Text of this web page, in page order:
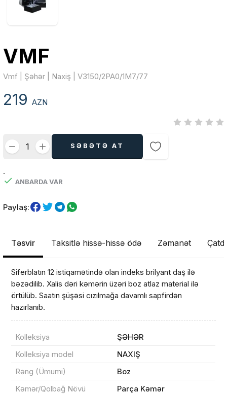
VMF
Vmf | Şəhər | Naxiş | V3150/2PA0/1M7/77
219AZN
SƏBƏTƏ AT
.
ANBARDA VAR
Paylaş:
Təsvir Taksitlə hissə-hissə ödə Zəmanət
Siferblatın 12 istiqamətində olan indeks brilyant daş ilə
bəzədilib. Xalis dəri kəmərin üzəri boz atlaz material ilə
örtülüb. Saatın şüşəsi cızılmağa davamlı sapfirdən
hazırlanıb.
Kolleksiya
ŞƏHƏR
Kolleksiya model
NAXIŞ
Rəng (Ümumi)
Boz
Kəmər/Qolbağ Növü
Parça Kəmər
Məhsul(lar) səbətə əlavə edildi